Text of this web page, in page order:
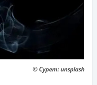
© Сурет: unsplash